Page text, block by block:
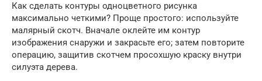
Как сделать контуры одноцветного рисунка
максимально четкими? Проще простого: используйте
малярный скотч. Вначале оклейте им контур
изображения снаружи и закрасьте его; затем повторите
операцию, защитив скотчем просохшую краску внутри
силуэта дерева.